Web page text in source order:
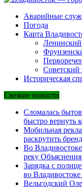
Владивосток —
Аварийные
Погода
Карта
Ленинский
Советский
Историческая
Свежие новости
Сломалась
быстро вернуть
Мобильная
раскрутить
Во
реку
Зарядка с
во
Вельгодский